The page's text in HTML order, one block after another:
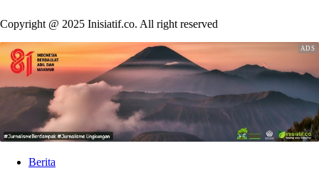
Copyright @ 2025 Inisiatif.co. All right reserved
Berita